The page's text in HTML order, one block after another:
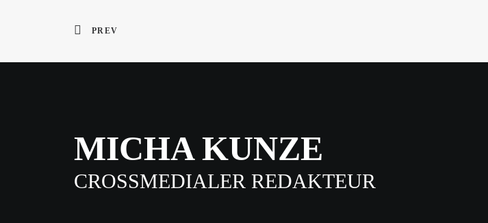
PREV
MICHA KUNZE
CROSSMEDIALER REDAKTEUR